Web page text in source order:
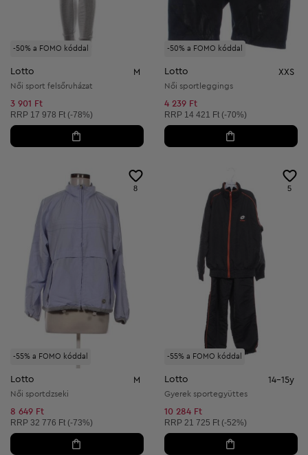
-50% a FOMO kóddal
Lotto M
Női sport felsőruházat
3 901 Ft
Ajánlott ár:
RRP 17 978 Ft (-78%)
-50% a FOMO kóddal
Lotto XXS
Női sportleggings
4 239 Ft
Ajánlott ár:
RRP 14 421 Ft (-70%)
-55% a FOMO kóddal
8
Lotto M
Női sportdzseki
8 649 Ft
Ajánlott ár:
RRP 32 776 Ft (-73%)
-55% a FOMO kóddal
5
Lotto 14-15y
Gyerek sportegyüttes
10 284 Ft
Ajánlott ár:
RRP 21 725 Ft (-52%)